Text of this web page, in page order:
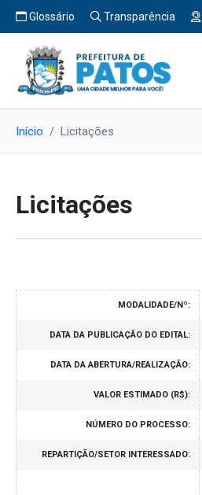
Glossário Transparência
Início Licitações
Licitações
MODALIDADE/Nº:
DATA DA PUBLICAÇÃO DO EDITAL:
DATA DA ABERTURA/REALIZAÇÃO:
VALOR ESTIMADO (R$):
NÚMERO DO PROCESSO:
REPARTIÇÃO/SETOR INTERESSADO: